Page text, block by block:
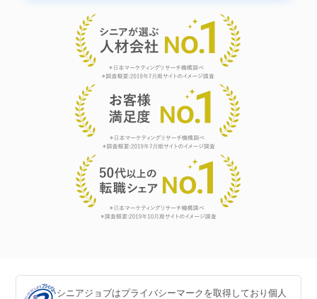
シニアジョブはプライバシーマークを取得しており個人